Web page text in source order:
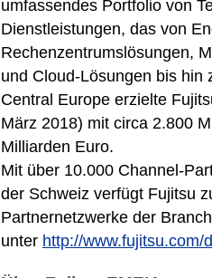
umfassendes Portfolio von
Dienstleistungen, das von
Rechenzentrumslösungen,
und Cloud-Lösungen bis hin
Central Europe erzielte
März 2018) mit circa 2.800
Milliarden Euro.
Mit über 10.000 Channel-
der Schweiz verfügt Fujitsu
Partnernetzwerke der
unter http://www.fujitsu.com/